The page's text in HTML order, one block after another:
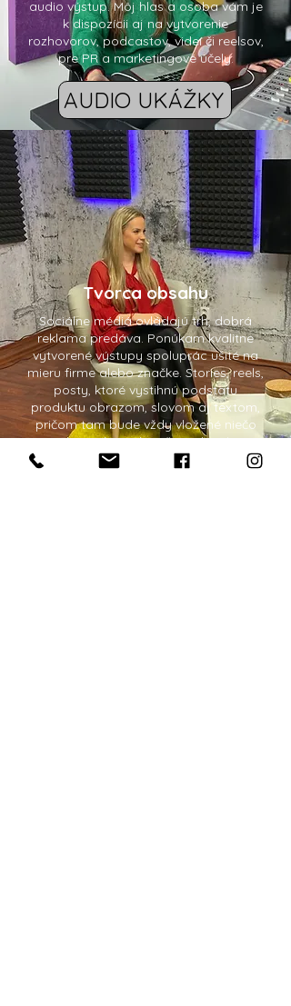
audio výstup. Môj hlas a osoba vám je
k dispozícii aj na vytvorenie
rozhovorov, podcastov, videí či reelsov,
pre PR a marketingové účely.
AUDIO UKÁŽKY
Tvorca obsahu
Sociálne médiá ovládajú trh, dobrá
reklama predáva. Ponúkam kvalitne
vytvorené výstupy spoluprác ušité na
mieru firme alebo značke. Stories, reels,
posty, ktoré vystihnú podstatu
produktu obrazom, slovom aj textom,
pričom tam bude vždy vložené niečo
osobné, aby to korešpondovalo s
mojim JA.